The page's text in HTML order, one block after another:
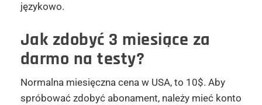
językowo.
Jak zdobyć 3 miesiące za
darmo na testy?
Normalna miesięczna cena w USA, to 10$. Aby
spróbować zdobyć abonament, należy mieć konto